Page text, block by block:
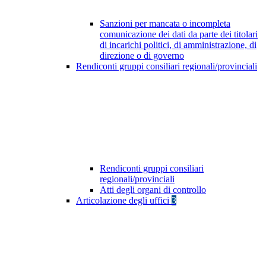
Sanzioni per mancata o incompleta
comunicazione dei dati da parte dei titolari
di incarichi politici, di amministrazione, di
direzione o di governo
Rendiconti gruppi consiliari regionali/provinciali
Rendiconti gruppi consiliari
regionali/provinciali
Atti degli organi di controllo
Articolazione degli uffici 3